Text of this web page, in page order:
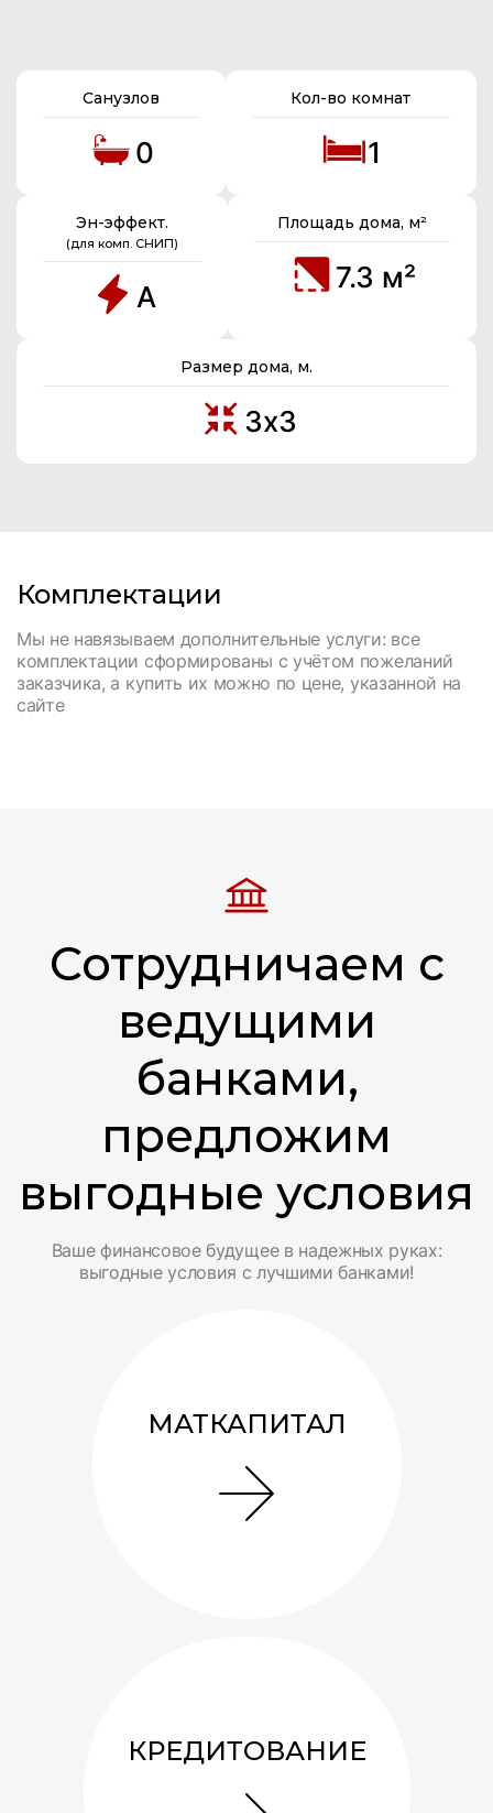
Санузлов
0
Кол-во комнат
1
Эн-эффект.
(для комп. СНИП)
A
Площадь дома, м²
7.3 м²
Размер дома, м.
3х3
Комплектации
Мы не навязываем дополнительные услуги: все
комплектации сформированы с учётом пожеланий
заказчика, а купить их можно по цене, указанной на
сайте
Сотрудничаем с
ведущими
банками,
предложим
выгодные условия
Ваше финансовое будущее в надежных руках:
выгодные условия с лучшими банками!
МАТКАПИТАЛ
КРЕДИТОВАНИЕ